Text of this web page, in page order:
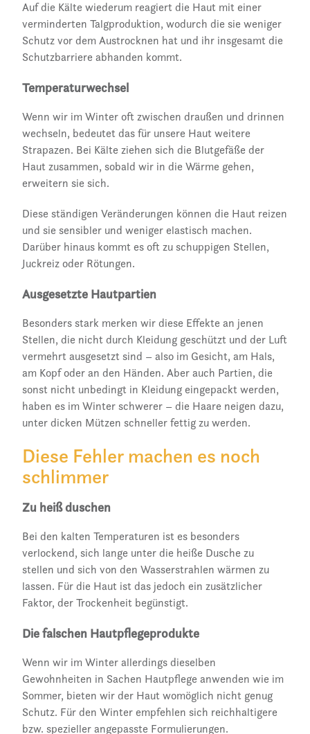
Auf die Kälte wiederum reagiert die Haut mit einer
verminderten Talgproduktion, wodurch die sie weniger
Schutz vor dem Austrocknen hat und ihr insgesamt die
Schutzbarriere abhanden kommt.
Temperaturwechsel
Wenn wir im Winter oft zwischen draußen und drinnen
wechseln, bedeutet das für unsere Haut weitere
Strapazen. Bei Kälte ziehen sich die Blutgefäße der
Haut zusammen, sobald wir in die Wärme gehen,
erweitern sie sich.
Diese ständigen Veränderungen können die Haut reizen
und sie sensibler und weniger elastisch machen.
Darüber hinaus kommt es oft zu schuppigen Stellen,
Juckreiz oder Rötungen.
Ausgesetzte Hautpartien
Besonders stark merken wir diese Effekte an jenen
Stellen, die nicht durch Kleidung geschützt und der Luft
vermehrt ausgesetzt sind – also im Gesicht, am Hals,
am Kopf oder an den Händen. Aber auch Partien, die
sonst nicht unbedingt in Kleidung eingepackt werden,
haben es im Winter schwerer – die Haare neigen dazu,
unter dicken Mützen schneller fettig zu werden.
Diese Fehler machen es noch
schlimmer
Zu heiß duschen
Bei den kalten Temperaturen ist es besonders
verlockend, sich lange unter die heiße Dusche zu
stellen und sich von den Wasserstrahlen wärmen zu
lassen. Für die Haut ist das jedoch ein zusätzlicher
Faktor, der Trockenheit begünstigt.
Die falschen Hautpflegeprodukte
Wenn wir im Winter allerdings dieselben
Gewohnheiten in Sachen Hautpflege anwenden wie im
Sommer, bieten wir der Haut womöglich nicht genug
Schutz. Für den Winter empfehlen sich reichhaltigere
bzw. spezieller angepasste Formulierungen.